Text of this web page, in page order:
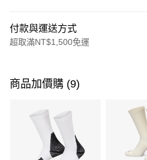
付款與運送方式
超取滿NT$1,500免運
信用卡一次付款
3 期 0 利率 每期
合作金庫商業銀行
華南商業銀行
商品加價購 (9)